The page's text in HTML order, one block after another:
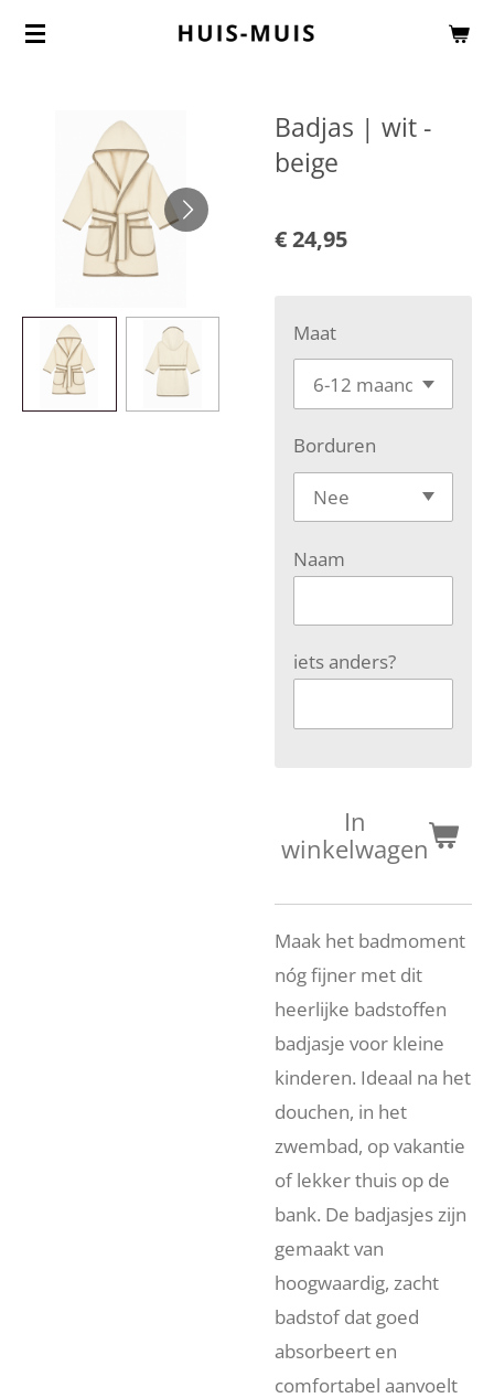
Ga
hoofdinhoud
Badjas | wit -
beige
€ 24,95
Maat
Borduren
Naam
iets anders?
In
winkelwagen
Maak het badmoment
nóg fijner met dit
heerlijke badstoffen
badjasje voor kleine
kinderen. Ideaal na het
douchen, in het
zwembad, op vakantie
of lekker thuis op de
bank. De badjasjes zijn
gemaakt van
hoogwaardig, zacht
badstof dat goed
absorbeert en
comfortabel aanvoelt